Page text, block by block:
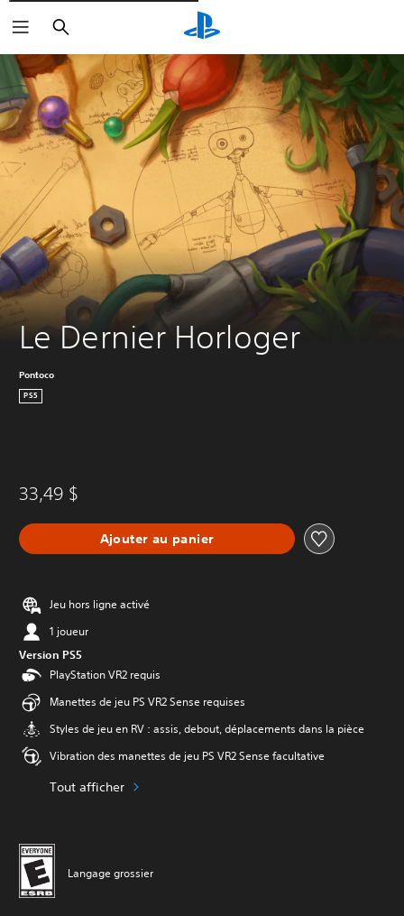
Rechercher
Le Dernier Horloger
Pontoco
PS5
33,49 $
Ajouter au panier
Jeu hors ligne activé
1 joueur
Version PS5
PlayStation VR2 requis
Manettes de jeu PS VR2 Sense requises
Styles de jeu en RV : assis, debout, déplacements dans la pièce
Vibration des manettes de jeu PS VR2 Sense facultative
Tout afficher
Langage grossier